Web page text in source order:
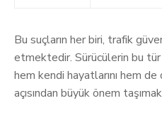
Bu suçların her biri, trafik
etmektedir. Sürücülerin bu tür
hem kendi hayatlarını hem
açısından büyük önem